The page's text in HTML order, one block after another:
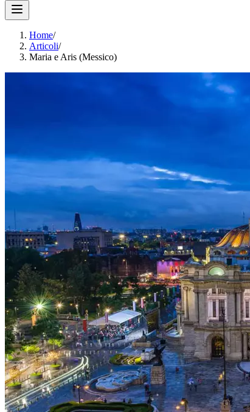
Home/
Articoli/
Maria e Aris (Messico)